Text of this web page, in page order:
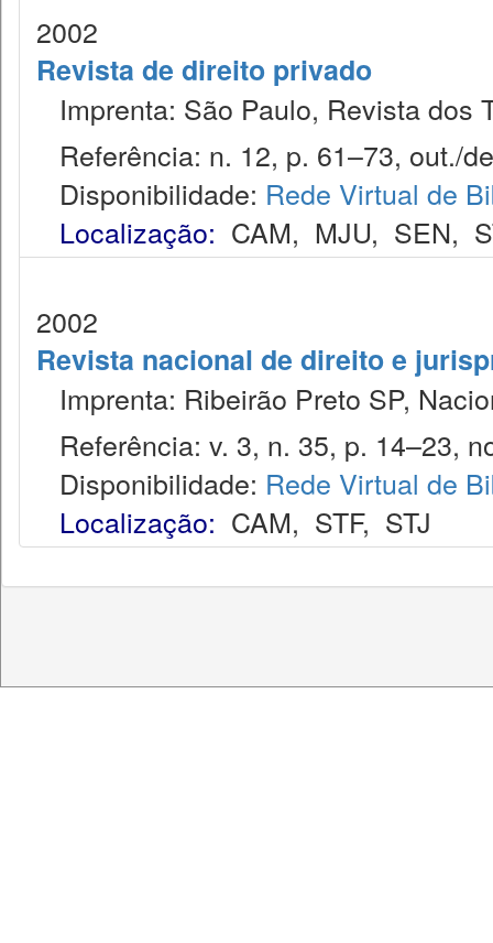
2002
Revista de direito privado
Imprenta: São Paulo, Revista dos
Referência: n. 12, p. 61–73, out./
Disponibilidade: Rede Virtual de
Localização: CAM, MJU, SEN,
2002
Revista nacional de direito e
Imprenta: Ribeirão Preto SP,
Referência: v. 3, n. 35, p. 14–23,
Disponibilidade: Rede Virtual de
Localização: CAM, STF, STJ